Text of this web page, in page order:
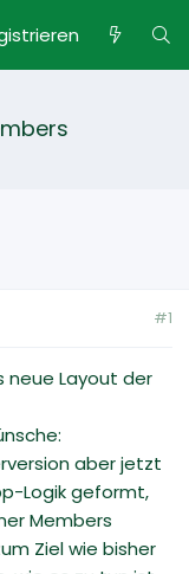
#1
neue Layout der
aber jetzt
Logik geformt,
Members
Ziel wie bisher